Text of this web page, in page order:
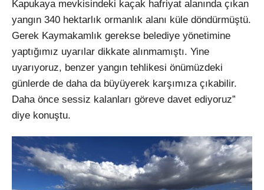
Kapukaya mevkisindeki kaçak hafriyat alanında çıkan
yangın 340 hektarlık ormanlık alanı küle döndürmüştü.
Gerek Kaymakamlık gerekse belediye yönetimine
yaptığımız uyarılar dikkate alınmamıştı. Yine
uyarıyoruz, benzer yangın tehlikesi önümüzdeki
günlerde de daha da büyüyerek karşımıza çıkabilir.
Daha önce sessiz kalanları göreve davet ediyoruz”
diye konuştu.